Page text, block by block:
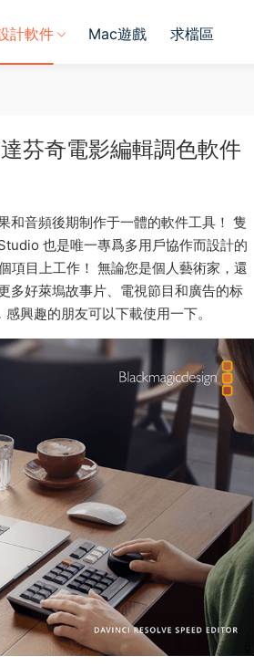
計軟件 Mac遊戲 求檔區
芬奇電影編輯調色軟件
音頻後期制作于一體的軟件工具！ 隻
也是唯一專爲多用戶協作而設計的
項目上工作！ 無論您是個人藝術家，還
多好萊塢故事片、電視節目和廣告的标
興趣的朋友可以下載使用一下。